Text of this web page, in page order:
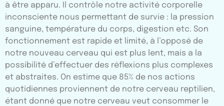
à être apparu. Il contrôle notre activité corporelle
inconsciente nous permettant de survie : la pression
sanguine, température du corps, digestion etc. Son
fonctionnement est rapide et limité, à l’opposé de
notre nouveau cerveau qui est plus lent, mais a la
possibilité d’effectuer des réflexions plus complexes
et abstraites. On estime que 85% de nos actions
quotidiennes proviennent de notre cerveau reptilien,
étant donné que notre cerveau veut consommer le